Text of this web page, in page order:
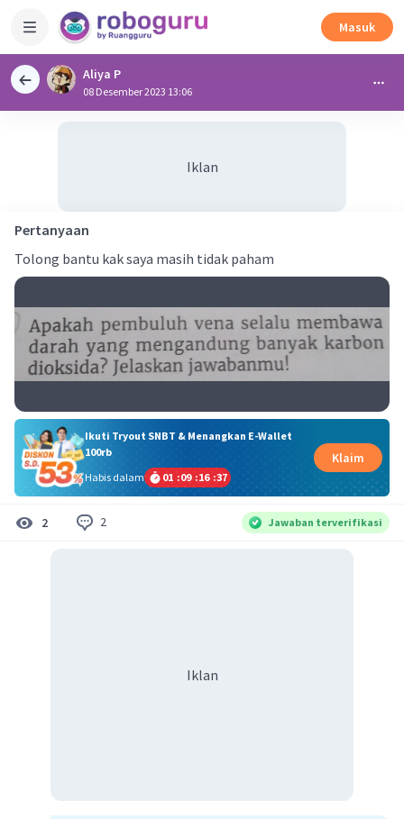
Masuk
Aliya P
08 Desember 2023 13:06
Iklan
Pertanyaan
Tolong bantu kak saya masih tidak paham
Ikuti Tryout SNBT & Menangkan E-Wallet
100rb
Habis dalam
01 :09 :16 :36
Klaim
2 2 Jawaban terverifikasi
Iklan